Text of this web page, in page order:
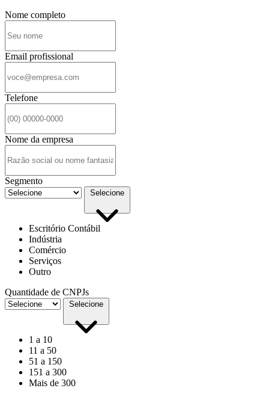
Nome completo
Email profissional
Telefone
Nome da empresa
Segmento
Selecione
Escritório Contábil
Indústria
Comércio
Serviços
Outro
Quantidade de CNPJs
Selecione
1 a 10
11 a 50
51 a 150
151 a 300
Mais de 300